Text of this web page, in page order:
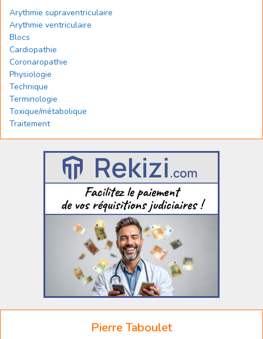
Arythmie supraventriculaire
Arythmie ventriculaire
Blocs
Cardiopathie
Coronaropathie
Physiologie
Technique
Terminologie
Toxique/métabolique
Traitement
Pierre Taboulet